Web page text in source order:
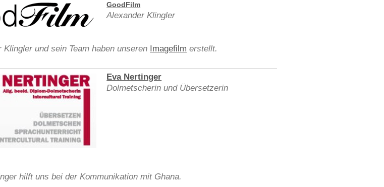
GoodFilm
Alexander Klingler
Klingler und sein Team haben unseren Imagefilm erstellt.
Eva Nertinger
Dolmetscherin und Übersetzerin
hilft uns bei der Kommunikation mit Ghana.